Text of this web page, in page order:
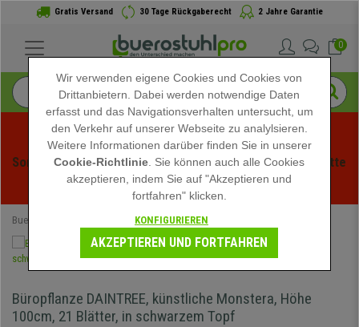
Gratis Versand 30 Tage Rückgaberecht 2 Jahre Garantie
0
Sommerschlussverauf bei buerstuhlpro! Exklusive Rabatte
für kurze Zeit - Aktion ansehen -
Buerostuhlpro Büropflanzen
Büropflanze DAINTREE, künstliche Monstera, Höhe
100cm, 21 Blätter, in schwarzem Topf
Wir verwenden eigene Cookies und Cookies von
Drittanbietern. Dabei werden notwendige Daten
erfasst und das Navigationsverhalten untersucht, um
den Verkehr auf unserer Webseite zu analylsieren.
Weitere Informationen darüber finden Sie in unserer
Cookie-Richtlinie . Sie können auch alle Cookies
akzeptieren, indem Sie auf "Akzeptieren und
fortfahren" klicken.
KONFIGURIEREN
AKZEPTIEREN UND FORTFAHREN